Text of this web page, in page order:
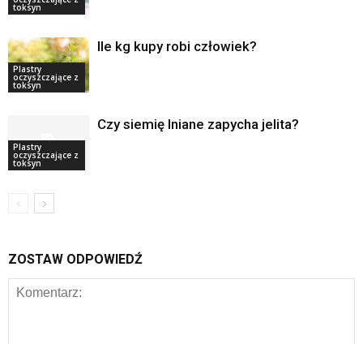
toksyn
Plastry
oczyszczające z
toksyn
Ile kg kupy robi człowiek?
Plastry
oczyszczające z
toksyn
Czy siemię lniane zapycha jelita?
ZOSTAW ODPOWIEDŹ